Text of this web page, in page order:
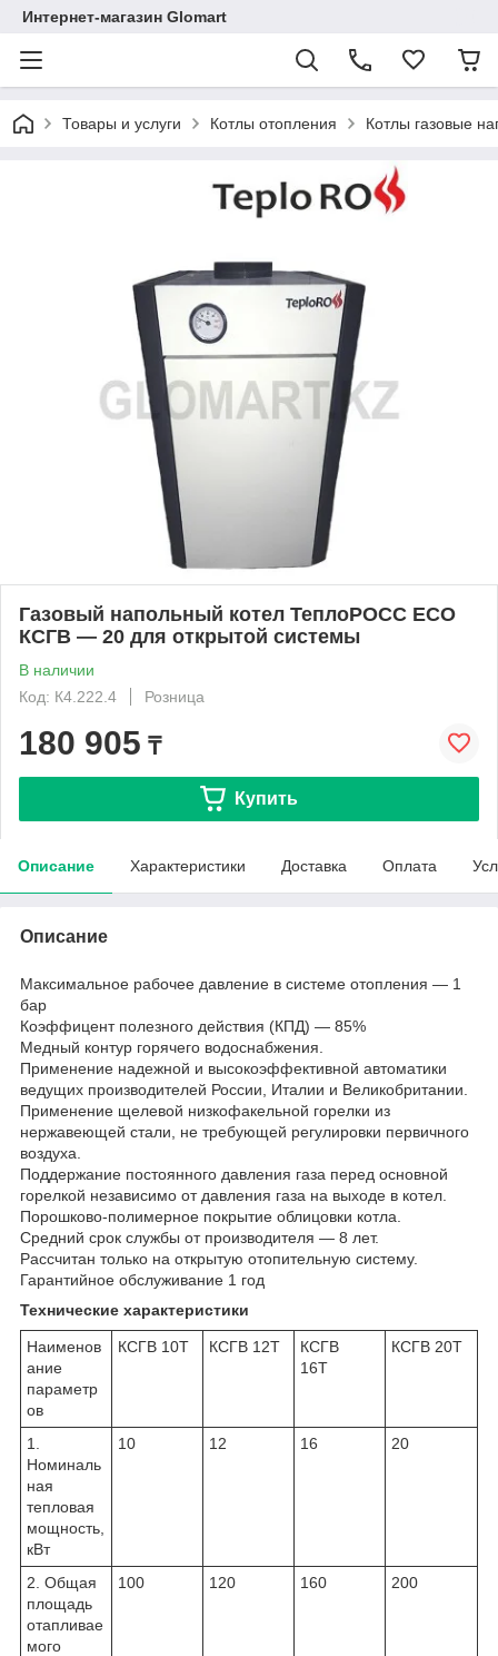
Интернет-магазин Glomart
Товары и услуги Котлы отопления Котлы газовые
Газовый напольный котел ТеплоРОСС ECO
КСГВ — 20 для открытой системы
В наличии
Код: К4.222.4
Розница
180 905 ₸
Купить
Описание Характеристики Доставка Оплата
Описание
Максимальное рабочее давление в системе отопления — 1
бар
Коэффицент полезного действия (КПД) — 85%
Медный контур горячего водоснабжения.
Применение надежной и высокоэффективной автоматики
ведущих производителей России, Италии и Великобритании.
Применение щелевой низкофакельной горелки из
нержавеющей стали, не требующей регулировки первичного
воздуха.
Поддержание постоянного давления газа перед основной
горелкой независимо от давления газа на выходе в котел.
Порошково-полимерное покрытие облицовки котла.
Средний срок службы от производителя — 8 лет.
Рассчитан только на открытую отопительную систему.
Гарантийное обслуживание 1 год
Технические характеристики
Наименов
ание
параметр
ов
КСГВ 10Т КСГВ 12Т
КСГВ
16Т
КСГВ 20Т
1.
Номиналь
ная
тепловая
мощность,
кВт
10 12 16 20
2. Общая
площадь
отапливае
мого
100 120 160 200